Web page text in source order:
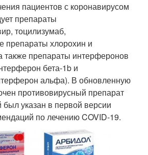
пациентов с коронавирусом
препараты
тоцилизумаб,
препараты хлорохин и
также препараты интерферонов
бета-1b и
альфа). В обновленную
противовирусный препарат
указан в первой версии
по лечению COVID-19.